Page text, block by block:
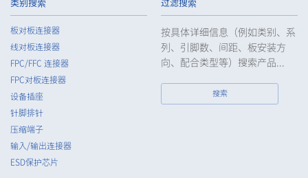
and shall take systematic, personal, physical, and technical
personal data.
4.
The Company shall educate employees to understand the
appropriately. If employees are required to handle the
personal data of the Customers, etc., the Company shall
supervise such data as required and appropriate so as to
ensure the security control of the personal data of the
Customers, etc.
5. When the Company entrusts the handling of the personal
类别搜索
板对板连接器
线对板连接器
FPC/FFC 连接器
FPC对板连接器
设备插座
针脚排针
压缩端子
输入/输出连接器
ESD保护芯片
过滤搜索
按具体详细信息（例如类别、系
列、引脚数、间距、板安装方
向、配合类型等）搜索产品...
搜索